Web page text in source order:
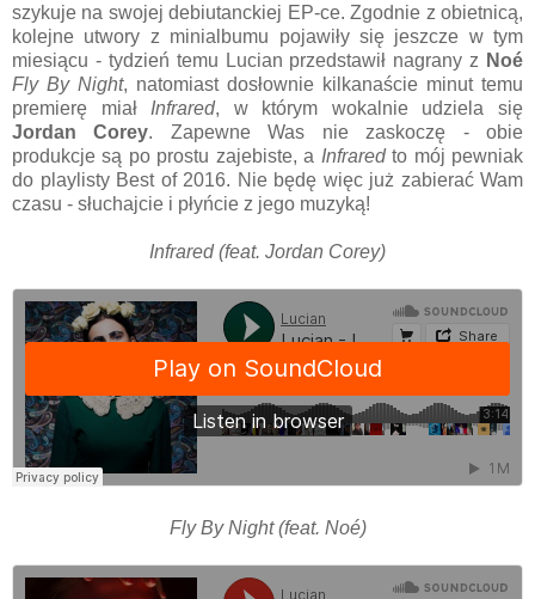
szykuje na swojej debiutanckiej EP-ce. Zgodnie z obietnicą,
kolejne utwory z minialbumu pojawiły się jeszcze w tym
miesiącu - tydzień temu Lucian przedstawił nagrany z Noé
Fly By Night, natomiast dosłownie kilkanaście minut temu
premierę miał Infrared, w którym wokalnie udziela się
Jordan Corey. Zapewne Was nie zaskoczę - obie
produkcje są po prostu zajebiste, a Infraredto mój pewniak
do playlisty Best of 2016. Nie będę więc już zabierać Wam
czasu - słuchajcie i płyńcie z jego muzyką!
Infrared (feat. Jordan Corey)
Fly By Night (feat. Noé)